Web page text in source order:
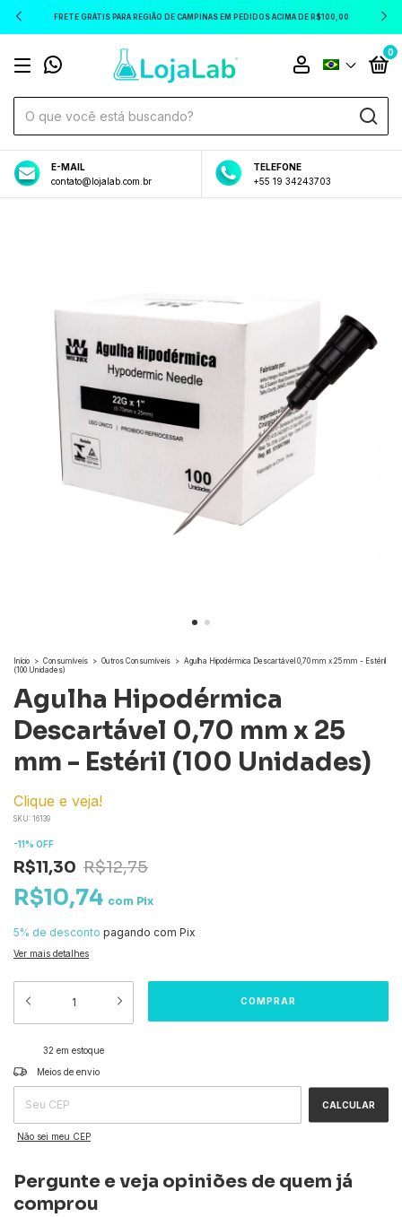
FRETE GRÁTIS PARA REGIÃO DE CAMPINAS EM PEDIDOS ACIMA DE R$100,00
0
E-MAIL
contato@lojalab.com.br
TELEFONE
+55 19 34243703
Início > Consumíveis > Outros Consumíveis > Agulha Hipodérmica Descartável 0,70 mm x 25 mm - Estéril
(100 Unidades)
Agulha Hipodérmica
Descartável 0,70 mm x 25
mm - Estéril (100 Unidades)
Clique e veja!
SKU: 16139
-11% OFF
R$11,30 R$12,75
R$10,74 com Pix
5% de desconto pagando com Pix
Ver mais detalhes
32 em estoque
Entregas para o CEP:
Meios de envio
CALCULAR
Não sei meu CEP
Pergunte e veja opiniões de quem já
comprou